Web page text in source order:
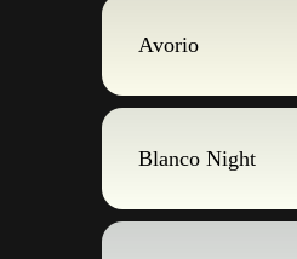
Avorio
Blanco Night